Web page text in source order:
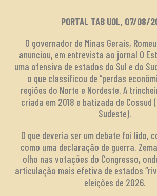
PORTAL TAB UOL, 07/08/
O governador de Minas Gerais,
anunciou, em entrevista ao jornal O
uma ofensiva de estados do Sul e do
o que classificou de “perdas
regiões do Norte e Nordeste. A
criada em 2018 e batizada de Cossud
Sudeste).
O que deveria ser um debate foi lido,
como uma declaração de guerra.
olho nas votações do Congresso,
articulação mais efetiva de estados
eleições de 2026.